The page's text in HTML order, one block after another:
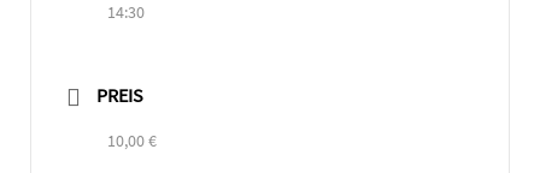
14:30
PREIS
10,00 €